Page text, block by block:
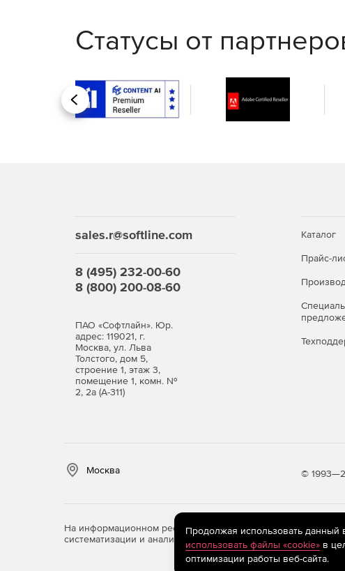
Статусы от
Назад
sales.r@softline.com
8 (495) 232-00-60
8 (800) 200-08-60
ПАО «Софтлайн». Юр.
адрес: 119021, г.
Москва, ул. Льва
Толстого, дом 5,
строение 1, этаж 3,
помещение 1, комн. №
2, 2а (А-311)
Каталог
Прайс-
Москва ©
На информационном ресурсе store.softline.ru применяются
систематизации и анализа сведений, относящихся к
Продолжая использовать данный
использовать файлы «cookie»в
оптимизации работы веб-сайта.